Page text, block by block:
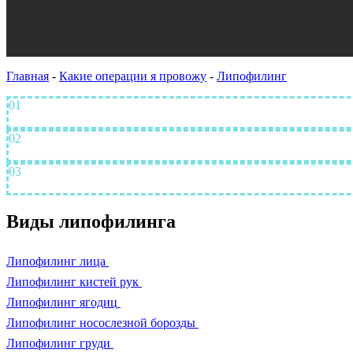
Главная - Какие операции я провожу - Липофилинг
01
02
03
Виды липофилинга
Липофилинг лица
Липофилинг кистей рук
Липофилинг ягодиц
Липофилинг носослезной борозды
Липофилинг груди